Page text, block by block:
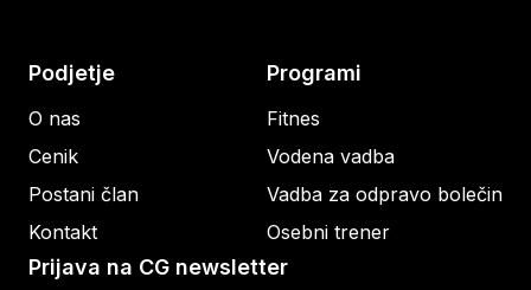
Podjetje
O nas
Cenik
Postani član
Kontakt
Programi
Fitnes
Vodena vadba
Vadba za odpravo bolečin
Osebni trener
Prijava na CG newsletter